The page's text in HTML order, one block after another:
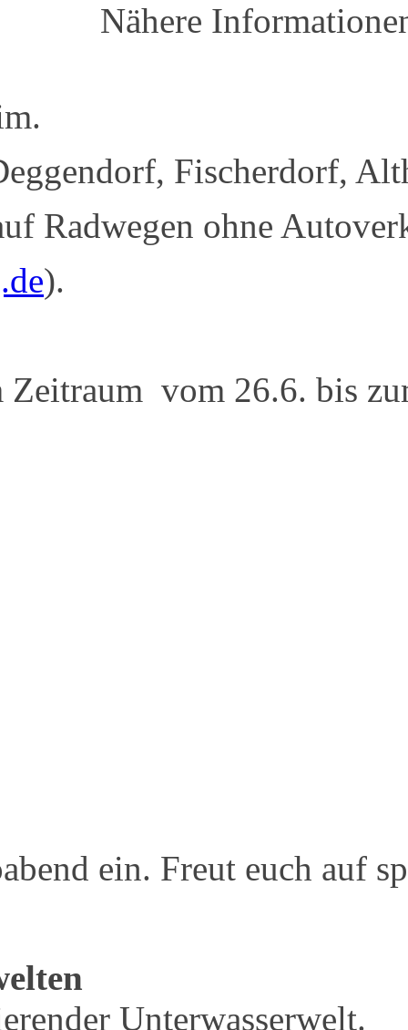
Nähere
Fischerdorf,
Radwegen ohne
).
vom 26.6. bis
ein. Freut euch auf
Unterwasserwelt.